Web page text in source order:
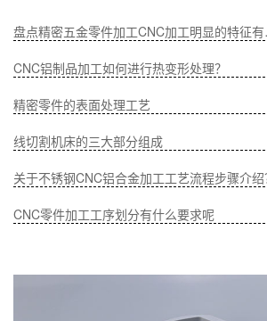
盘点
CNC铝制品加工如何进行热变形处理？
精密零件的表面处理工艺
线切割机床的三大部分组成
关于不锈钢CNC铝合金加工工艺流程步骤介绍
CNC零件加工工序划分有什么要求呢